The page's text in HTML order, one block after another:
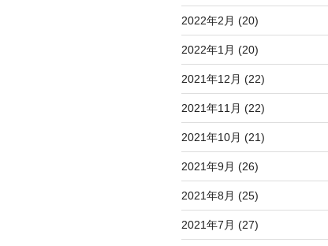
2022年2月 (20)
2022年1月 (20)
2021年12月 (22)
2021年11月 (22)
2021年10月 (21)
2021年9月 (26)
2021年8月 (25)
2021年7月 (27)